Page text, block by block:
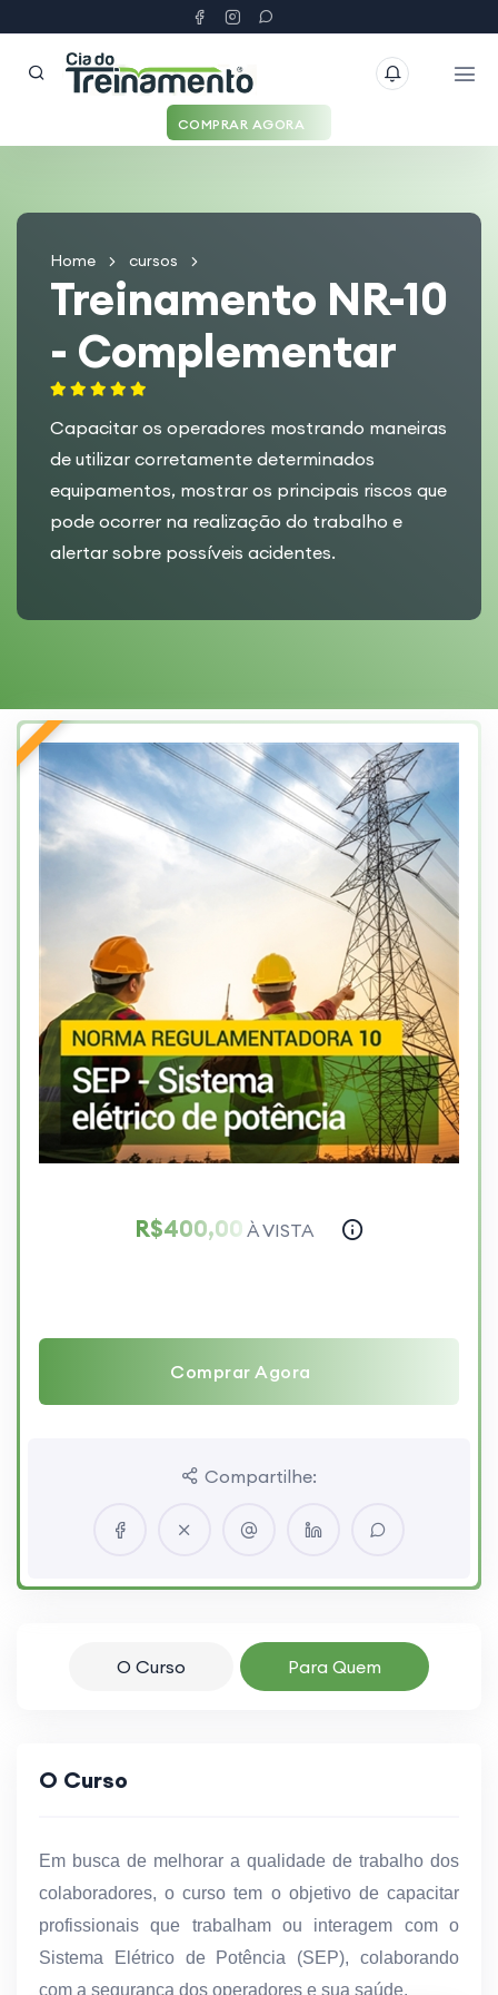
COMPRAR AGORA
Home cursos
Treinamento NR-10
- Complementar
Capacitar os operadores mostrando maneiras
de utilizar corretamente determinados
equipamentos, mostrar os principais riscos que
pode ocorrer na realização do trabalho e
alertar sobre possíveis acidentes.
R$400,00 À VISTA
Comprar Agora
Compartilhe:
O Curso Para Quem
O Curso
Em busca de melhorar a qualidade de trabalho dos
colaboradores, o curso tem o objetivo de capacitar
profissionais que trabalham ou interagem com o
Sistema Elétrico de Potência (SEP), colaborando
com a segurança dos operadores e sua saúde.